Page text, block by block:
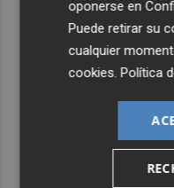
oponerse en
Puede retirar su
cualquier
cookies .Política